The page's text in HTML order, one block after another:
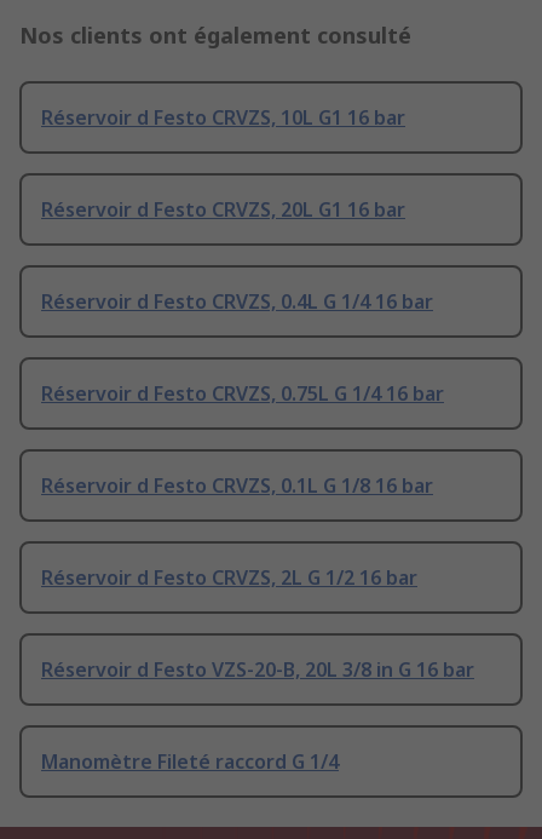
Nos clients ont également consulté
Réservoir d Festo CRVZS, 10L G1 16 bar
Réservoir d Festo CRVZS, 20L G1 16 bar
Réservoir d Festo CRVZS, 0.4L G 1/4 16 bar
Réservoir d Festo CRVZS, 0.75L G 1/4 16 bar
Réservoir d Festo CRVZS, 0.1L G 1/8 16 bar
Réservoir d Festo CRVZS, 2L G 1/2 16 bar
Réservoir d Festo VZS-20-B, 20L 3/8 in G 16 bar
Manomètre Fileté raccord G 1/4